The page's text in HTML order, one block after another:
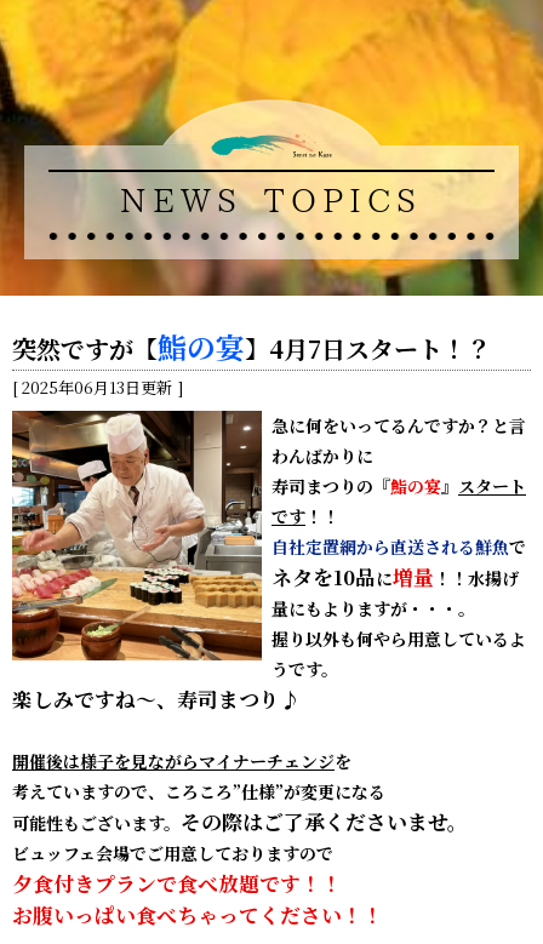
NEWS TOPICS
突然ですが 【鮨の宴】 4月7日スタート！？
2025年06月13日更新
急に何をいってるんですか？と言
わんばかりに
寿司まつりの『鮨の宴』 スタート
です ！！
自社定置網から直送される鮮魚で
ネタを10品に増量 ！！水揚げ
量にもよりますが・・・。
握り以外も何やら用意しているよ
うです。
楽しみですね～、寿司まつり♪
開催後は様子を見ながらマイナーチェンジを
考えていますので、ころころ”仕様”が変更になる
可能性もございます。 その際はご了承くださいませ。
ビュッフェ会場でご用意しておりますので
夕食付きプランで食べ放題です！！
お腹いっぱい食べちゃってください！！